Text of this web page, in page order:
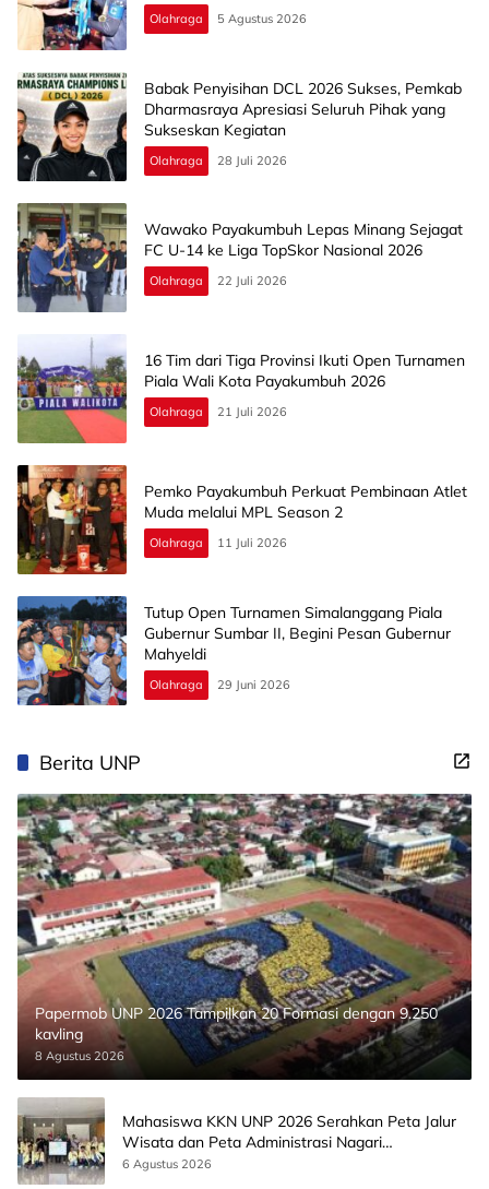
Olahraga 5 Agustus 2026
Babak Penyisihan DCL 2026 Sukses, Pemkab
Dharmasraya Apresiasi Seluruh Pihak yang
Sukseskan Kegiatan
Olahraga 28 Juli 2026
Wawako Payakumbuh Lepas Minang Sejagat
FC U-14 ke Liga TopSkor Nasional 2026
Olahraga 22 Juli 2026
16 Tim dari Tiga Provinsi Ikuti Open Turnamen
Piala Wali Kota Payakumbuh 2026
Olahraga 21 Juli 2026
Pemko Payakumbuh Perkuat Pembinaan Atlet
Muda melalui MPL Season 2
Olahraga 11 Juli 2026
Tutup Open Turnamen Simalanggang Piala
Gubernur Sumbar II, Begini Pesan Gubernur
Mahyeldi
Olahraga 29 Juni 2026
Berita UNP
Papermob UNP 2026 Tampilkan 20 Formasi dengan 9.250
kavling
8 Agustus 2026
Mahasiswa KKN UNP 2026 Serahkan Peta Jalur
Wisata dan Peta Administrasi Nagari
Paninggahan
6 Agustus 2026